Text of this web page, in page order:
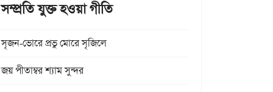
সম্প্রতি যুক্ত হওয়া গীতি
সৃজন-ভোরে প্রভু মোরে সৃজিলে
জয় পীতাম্বর শ্যাম সুন্দর